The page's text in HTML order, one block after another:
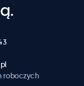
roboczych